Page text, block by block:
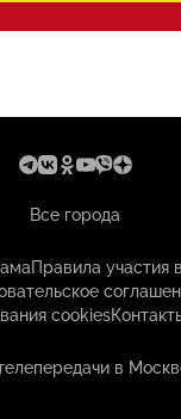
Все города
Правила участия
cookies
в